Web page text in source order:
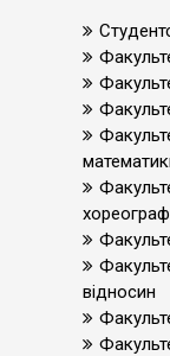
відносин